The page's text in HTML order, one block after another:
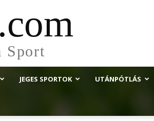
Sport
JEGES SPORTOK UTÁNPÓTLÁS